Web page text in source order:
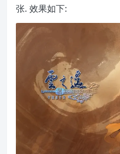
张. 效果如下: